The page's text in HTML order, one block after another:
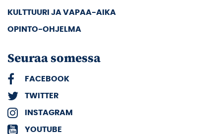
KULTTUURI JA VAPAA-AIKA
OPINTO-OHJELMA
Seuraa somessa
FACEBOOK
TWITTER
INSTAGRAM
YOUTUBE